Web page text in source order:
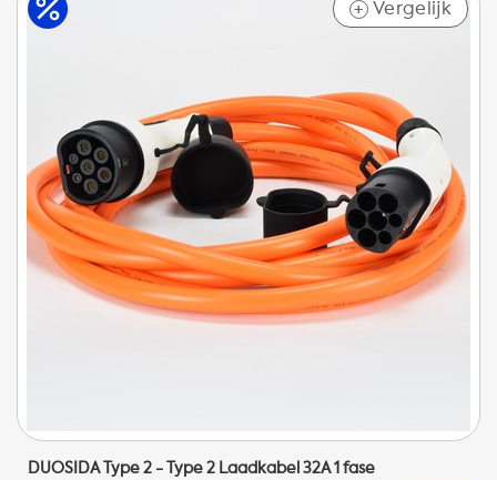
+ Vergelijk
DUOSIDA Type 2 - Type 2 Laadkabel 32A 1 fase